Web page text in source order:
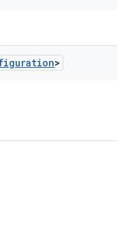
>